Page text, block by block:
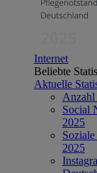
Internet
Beliebte
Aktuelle
Social
2025
2025